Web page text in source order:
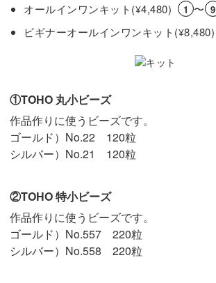
オールインワンキット(¥4,480) 1 〜 9
ビギナーオールインワンキット(¥8,480)
①TOHO 丸小ビーズ
作品作りに使うビーズです。
ゴールド）No.22 120粒
シルバー）No.21 120粒
②TOHO 特小ビーズ
作品作りに使うビーズです。
ゴールド）No.557 220粒
シルバー）No.558 220粒